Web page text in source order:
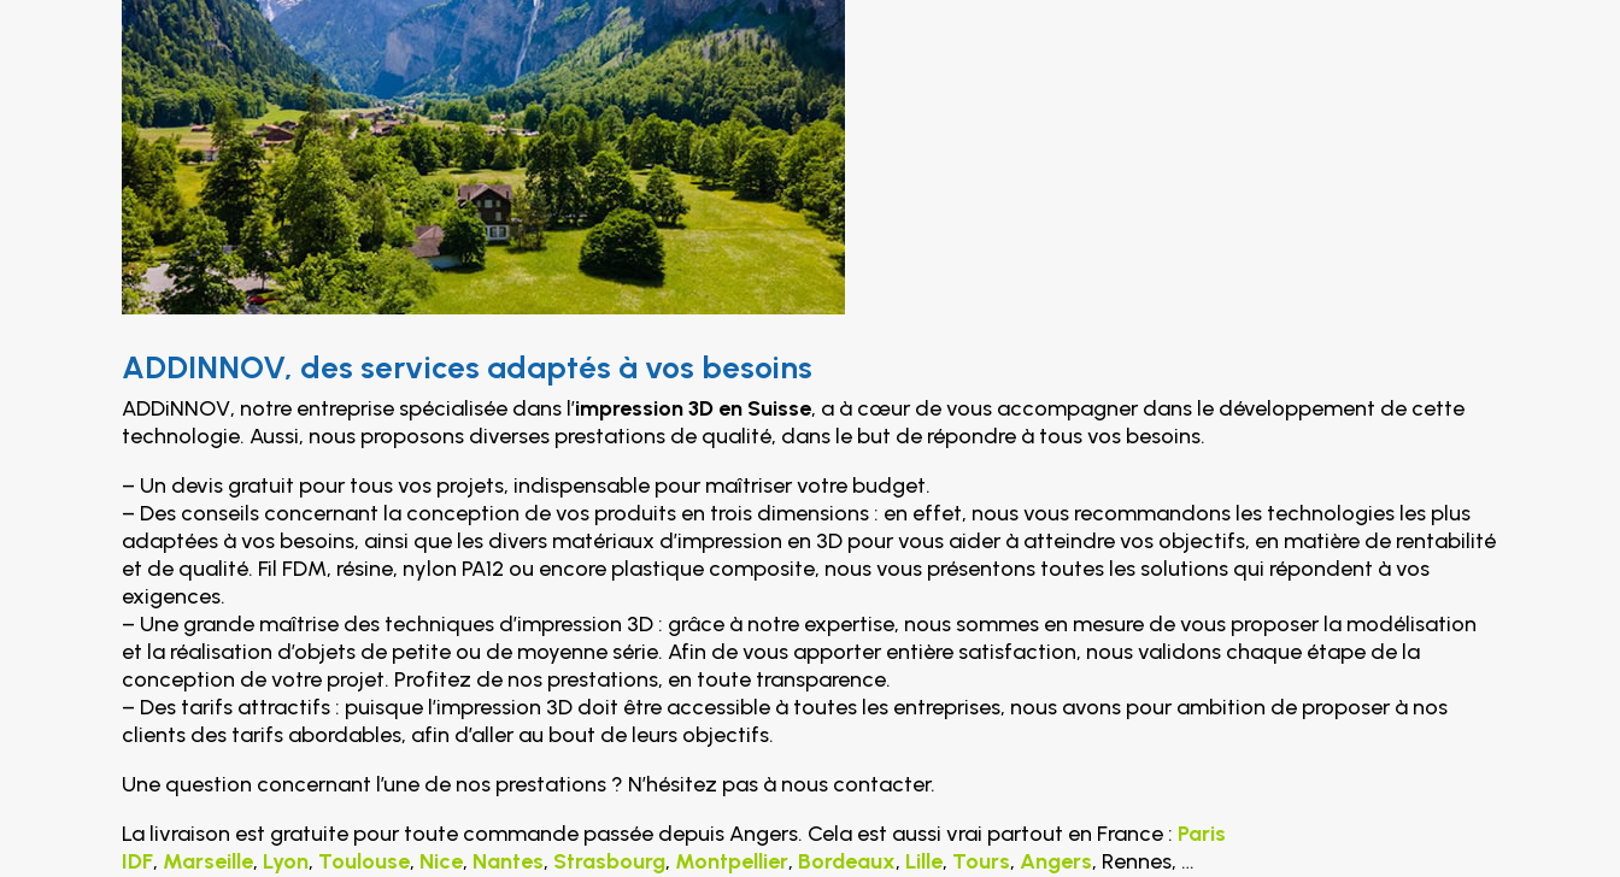
ADDINNOV, des services adaptés à vos besoins
ADDiNNOV, notre entreprise spécialisée dans l’impression 3D en Suisse, a à cœur de vous accompagner dans le développement de cette
technologie. Aussi, nous proposons diverses prestations de qualité, dans le but de répondre à tous vos besoins.
– Un devis gratuit pour tous vos projets, indispensable pour maîtriser votre budget.
– Des conseils concernant la conception de vos produits en trois dimensions : en effet, nous vous recommandons les technologies les plus
adaptées à vos besoins, ainsi que les divers matériaux d’impression en 3D pour vous aider à atteindre vos objectifs, en matière de rentabilité
et de qualité. Fil FDM, résine, nylon PA12 ou encore plastique composite, nous vous présentons toutes les solutions qui répondent à vos
exigences.
– Une grande maîtrise des techniques d’impression 3D : grâce à notre expertise, nous sommes en mesure de vous proposer la modélisation
et la réalisation d’objets de petite ou de moyenne série. Afin de vous apporter entière satisfaction, nous validons chaque étape de la
conception de votre projet. Profitez de nos prestations, en toute transparence.
– Des tarifs attractifs : puisque l’impression 3D doit être accessible à toutes les entreprises, nous avons pour ambition de proposer à nos
clients des tarifs abordables, afin d’aller au bout de leurs objectifs.
Une question concernant l’une de nos prestations ? N’hésitez pas à nous contacter.
La livraison est gratuite pour toute commande passée depuis Angers. Cela est aussi vrai partout en France : Paris
IDF, Marseille, Lyon, Toulouse, Nice, Nantes, Strasbourg, Montpellier, Bordeaux, Lille, Tours, Angers, Rennes, …